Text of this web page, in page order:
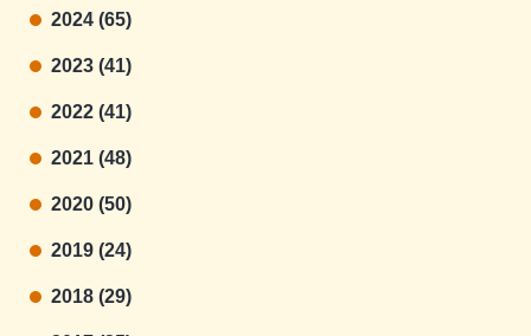
2024 (65)
2023 (41)
2022 (41)
2021 (48)
2020 (50)
2019 (24)
2018 (29)